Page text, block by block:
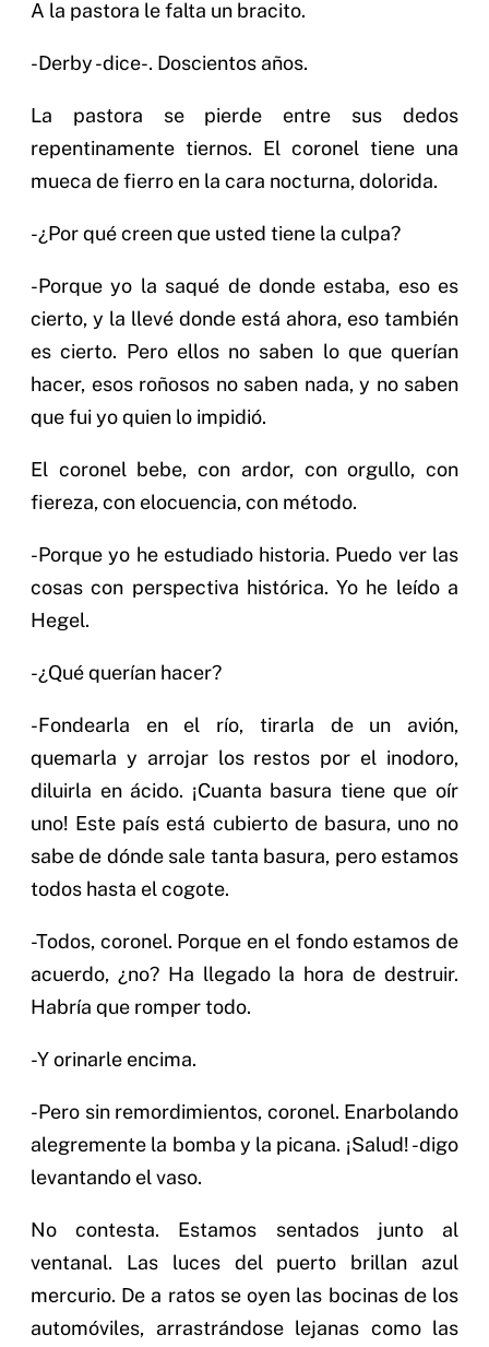
A la pastora le falta un bracito.
-Derby -dice-. Doscientos años.
La pastora se pierde entre sus dedos
repentinamente tiernos. El coronel tiene una
mueca de fierro en la cara nocturna, dolorida.
-¿Por qué creen que usted tiene la culpa?
-Porque yo la saqué de donde estaba, eso es
cierto, y la llevé donde está ahora, eso también
es cierto. Pero ellos no saben lo que querían
hacer, esos roñosos no saben nada, y no saben
que fui yo quien lo impidió.
El coronel bebe, con ardor, con orgullo, con
fiereza, con elocuencia, con método.
-Porque yo he estudiado historia. Puedo ver las
cosas con perspectiva histórica. Yo he leído a
Hegel.
-¿Qué querían hacer?
-Fondearla en el río, tirarla de un avión,
quemarla y arrojar los restos por el inodoro,
diluirla en ácido. ¡Cuanta basura tiene que oír
uno! Este país está cubierto de basura, uno no
sabe de dónde sale tanta basura, pero estamos
todos hasta el cogote.
-Todos, coronel. Porque en el fondo estamos de
acuerdo, ¿no? Ha llegado la hora de destruir.
Habría que romper todo.
-Y orinarle encima.
-Pero sin remordimientos, coronel. Enarbolando
alegremente la bomba y la picana. ¡Salud! -digo
levantando el vaso.
No contesta. Estamos sentados junto al
ventanal. Las luces del puerto brillan azul
mercurio. De a ratos se oyen las bocinas de los
automóviles, arrastrándose lejanas como las